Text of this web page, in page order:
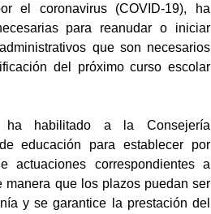
el coronavirus (COVID-19), ha
para reanudar o iniciar
que son necesarios
del próximo curso escolar
ha habilitado a la Consejería
educación para establecer por
actuaciones correspondientes a
manera que los plazos puedan ser
y se garantice la prestación del